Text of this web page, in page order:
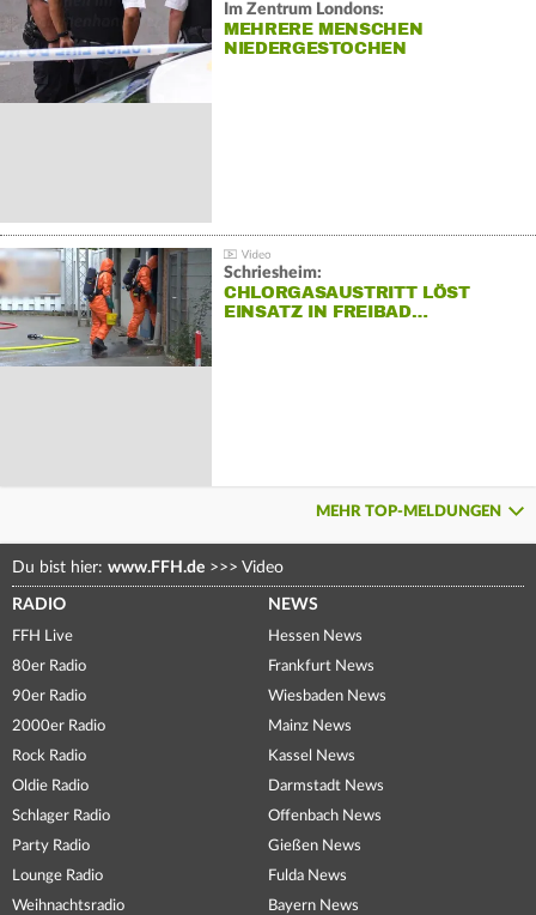
Im Zentrum Londons:
MEHRERE MENSCHEN
NIEDERGESTOCHEN
Schriesheim:
CHLORGASAUSTRITT LÖST
EINSATZ IN FREIBAD…
MEHR TOP-MELDUNGEN
Du bist hier: www.FFH.de >>> Video
RADIO
FFH Live
80er Radio
90er Radio
2000er Radio
Rock Radio
Oldie Radio
Schlager Radio
Party Radio
Lounge Radio
Weihnachtsradio
NEWS
Hessen News
Frankfurt News
Wiesbaden News
Mainz News
Kassel News
Darmstadt News
Offenbach News
Gießen News
Fulda News
Bayern News